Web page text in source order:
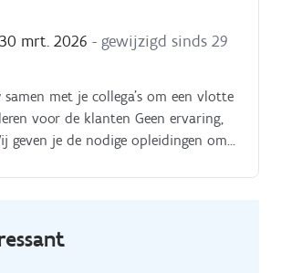
mrt. 2026 - gewijzigd sinds 29
met je collega’s om een vlotte
voor de klanten Geen ervaring,
geven je de nodige opleidingen om